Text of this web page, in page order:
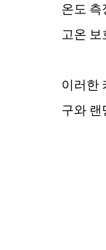
온도 측
고온 보
이러한
구와 랜